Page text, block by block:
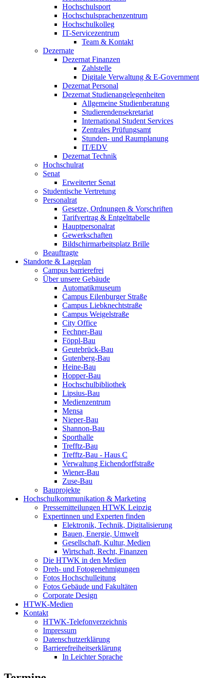
Hochschulsport
Hochschulsprachenzentrum
Hochschulkolleg
IT-Servicezentrum
Team & Kontakt
Dezernate
Dezernat Finanzen
Zahlstelle
Digitale Verwaltung & E-Government
Dezernat Personal
Dezernat Studienangelegenheiten
Allgemeine Studienberatung
Studierendensekretariat
International Student Services
Zentrales Prüfungsamt
Stunden- und Raumplanung
IT/EDV
Dezernat Technik
Hochschulrat
Senat
Erweiterter Senat
Studentische Vertretung
Personalrat
Gesetze, Ordnungen & Vorschriften
Tarifvertrag & Entgelttabelle
Hauptpersonalrat
Gewerkschaften
Bildschirmarbeitsplatz Brille
Beauftragte
Standorte & Lageplan
Campus barrierefrei
Über unsere Gebäude
Automatikmuseum
Campus Eilenburger Straße
Campus Liebknechtstraße
Campus Weigelstraße
City Office
Fechner-Bau
Föppl-Bau
Geutebrück-Bau
Gutenberg-Bau
Heine-Bau
Hopper-Bau
Hochschulbibliothek
Lipsius-Bau
Medienzentrum
Mensa
Nieper-Bau
Shannon-Bau
Sporthalle
Trefftz-Bau
Trefftz-Bau - Haus C
Verwaltung Eichendorffstraße
Wiener-Bau
Zuse-Bau
Bauprojekte
Hochschulkommunikation & Marketing
Pressemitteilungen HTWK Leipzig
Expertinnen und Experten finden
Elektronik, Technik, Digitalisierung
Bauen, Energie, Umwelt
Gesellschaft, Kultur, Medien
Wirtschaft, Recht, Finanzen
Die HTWK in den Medien
Dreh- und Fotogenehmigungen
Fotos Hochschulleitung
Fotos Gebäude und Fakultäten
Corporate Design
HTWK-Medien
Kontakt
HTWK-Telefonverzeichnis
Impressum
Datenschutzerklärung
Barrierefreiheitserklärung
In Leichter Sprache